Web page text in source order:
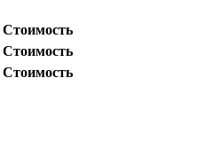
Стоимость
Стоимость
Стоимость